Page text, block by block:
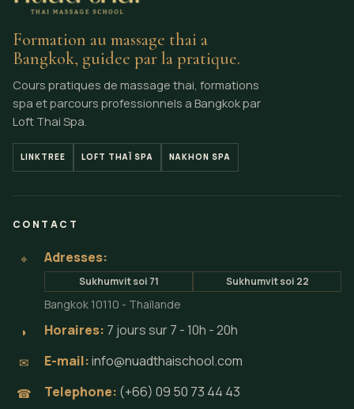
Formation au massage thai a
Bangkok, guidee par la pratique.
Cours pratiques de massage thai, formations
spa et parcours professionnels a Bangkok par
Loft Thai Spa.
LINKTREE LOFT THAÏ SPA NAKHON SPA
CONTACT
⌖ Adresses:
Sukhumvit soi 71 Sukhumvit soi 22
Bangkok 10110 - Thaïlande
◗ Horaires: 7 jours sur 7 - 10h - 20h
✉ E-mail:info@nuadthaischool.com
☎ Telephone: (+66) 09 50 73 44 43